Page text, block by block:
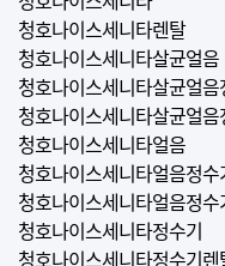
청호나이스세니타렌탈
청호나이스세니타살균얼음
청호나이스세니타살균얼음
청호나이스세니타살균얼
청호나이스세니타얼음
청호나이스세니타얼음정수
청호나이스세니타얼음정
청호나이스세니타정수기
청호나이스세니타정수기렌